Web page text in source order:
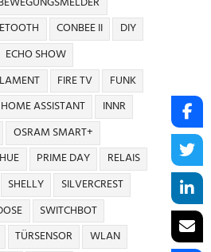
CONBEE II
DIY
ECHO SHOW
FIRE TV
FUNK
HOME ASSISTANT
INNR
OSRAM SMART+
PRIME DAY
RELAIS
SHELLY
SILVERCREST
SWITCHBOT
TÜRSENSOR
WLAN